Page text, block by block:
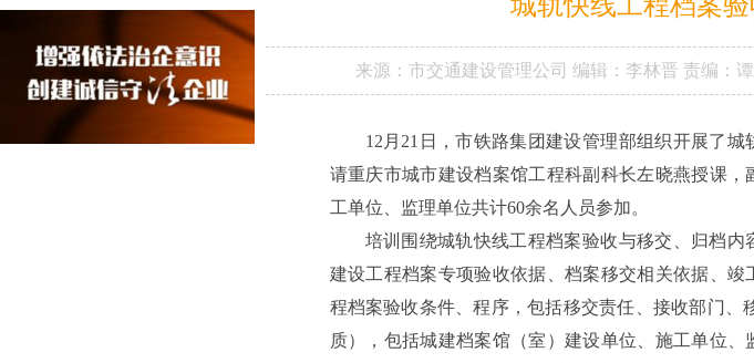
来源： 市交通建设管理公司 编辑：李林晋 责编：
12月21日，市铁路集团建设管理部组织开展了
请重庆市城市建设档案馆工程科副科长左晓燕授课
工单位、监理单位共计60余名人员参加。
培训围绕城轨快线工程档案验收与移交、归档
建设工程档案专项验收依据、档案移交相关依据、
程档案验收条件、程序，包括移交责任、接收部门
质），包括城建档案馆（室）建设单位、施工单位